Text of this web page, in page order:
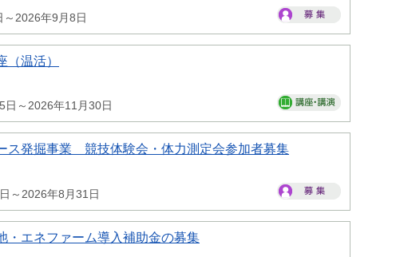
～2026年9月8日
（温活）
日～2026年11月30日
ス発掘事業 競技体験会・体力測定会参加者募集
～2026年8月31日
・エネファーム導入補助金の募集